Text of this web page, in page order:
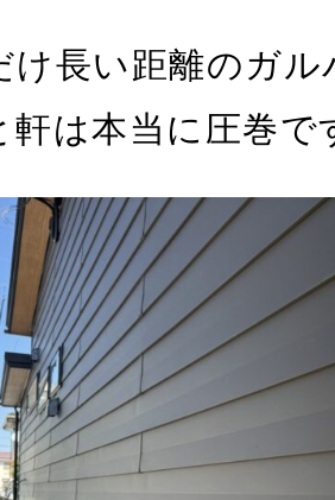
け長い距離のガ
軒は本当に圧巻で